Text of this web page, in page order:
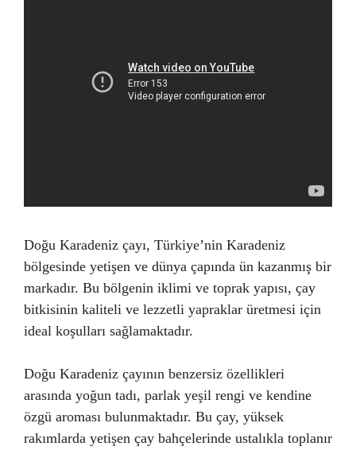
Doğu Karadeniz çayı, Türkiye’nin Karadeniz
bölgesinde yetişen ve dünya çapında ün kazanmış bir
markadır. Bu bölgenin iklimi ve toprak yapısı, çay
bitkisinin kaliteli ve lezzetli yapraklar üretmesi için
ideal koşulları sağlamaktadır.
Doğu Karadeniz çayının benzersiz özellikleri
arasında yoğun tadı, parlak yeşil rengi ve kendine
özgü aroması bulunmaktadır. Bu çay, yüksek
rakımlarda yetişen çay bahçelerinde ustalıkla toplanır